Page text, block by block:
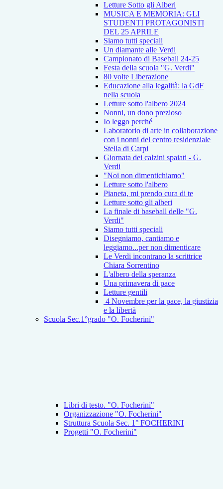
Letture Sotto gli Alberi
MUSICA E MEMORIA: GLI
STUDENTI PROTAGONISTI
DEL 25 APRILE
Siamo tutti speciali
Un diamante alle Verdi
Campionato di Baseball 24-25
Festa della scuola "G. Verdi"
80 volte Liberazione
Educazione alla legalità: la GdF
nella scuola
Letture sotto l'albero 2024
Nonni, un dono prezioso
Io leggo perché
Laboratorio di arte in collaborazione
con i nonni del centro residenziale
Stella di Carpi
Giornata dei calzini spaiati - G.
Verdi
"Noi non dimentichiamo"
Letture sotto l'albero
Pianeta, mi prendo cura di te
Letture sotto gli alberi
La finale di baseball delle "G.
Verdi"
Siamo tutti speciali
Disegniamo, cantiamo e
leggiamo...per non dimenticare
Le Verdi incontrano la scrittrice
Chiara Sorrentino
L'albero della speranza
Una primavera di pace
Letture gentili
4 Novembre per la pace, la giustizia
e la libertà
Scuola Sec.1°grado "O. Focherini"
Libri di testo. "O. Focherini"
Organizzazione "O. Focherini"
Struttura Scuola Sec. 1° FOCHERINI
Progetti "O. Focherini"